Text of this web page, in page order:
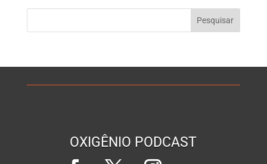
OXIGÊNIO PODCAST